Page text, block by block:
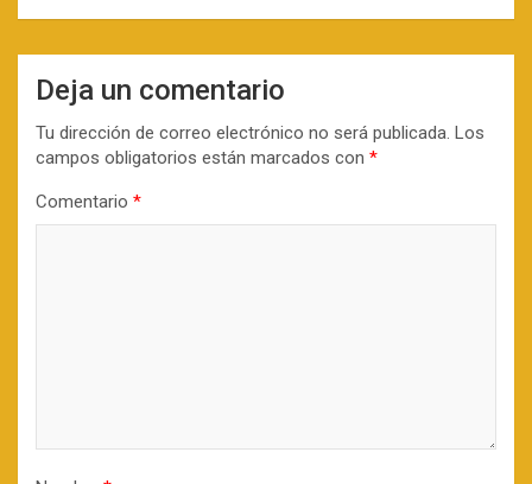
Deja un comentario
Tu dirección de correo electrónico no será publicada. Los
campos obligatorios están marcados con *
Comentario *